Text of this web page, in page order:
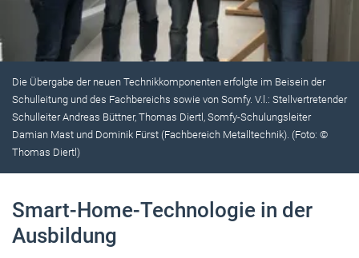
Die Übergabe der neuen Technikkomponenten erfolgte im Beisein der
Schulleitung und des Fachbereichs sowie von Somfy. V.l.: Stellvertretender
Schulleiter Andreas Büttner, Thomas Diertl, Somfy-Schulungsleiter
Damian Mast und Dominik Fürst (Fachbereich Metalltechnik). (Foto: ©
Thomas Diertl)
Smart-Home-Technologie in der
Ausbildung